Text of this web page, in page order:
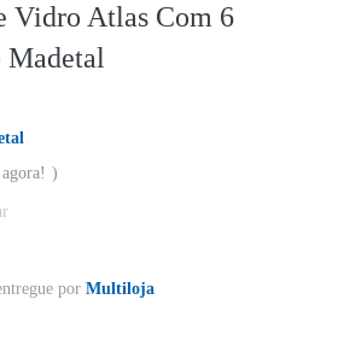
Vidro Atlas Com 6
Madetal
por Multiloja